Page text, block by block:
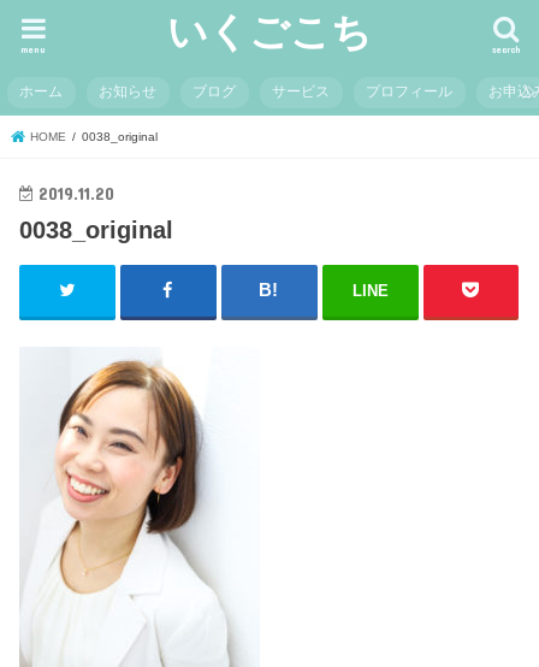
いくごこち search
menu
ホーム お知らせ ブログ サービス プロフィール お申込
HOME 0038_original
2019.11.20
0038_original
LINE